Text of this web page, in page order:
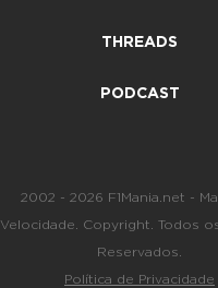
THREADS
PODCAST
2002 - 2026 F1Mania.net -
Velocidade. Copyright. Todos
Reservados.
Política de Privacidade